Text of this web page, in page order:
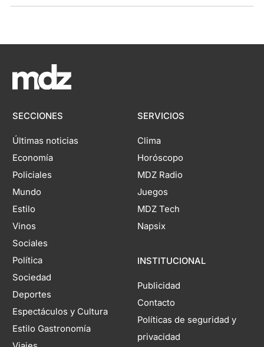
SECCIONES
Últimas noticias
Economía
Policiales
Mundo
Estilo
Vinos
Sociales
Política
Sociedad
Deportes
Espectáculos y Cultura
Estilo Gastronomía
SERVICIOS
Clima
Horóscopo
MDZ Radio
Juegos
MDZ Tech
Napsix
INSTITUCIONAL
Publicidad
Contacto
Políticas de seguridad y
privacidad